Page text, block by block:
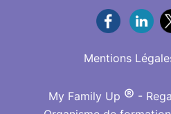
Mentions
My Family Up ® -